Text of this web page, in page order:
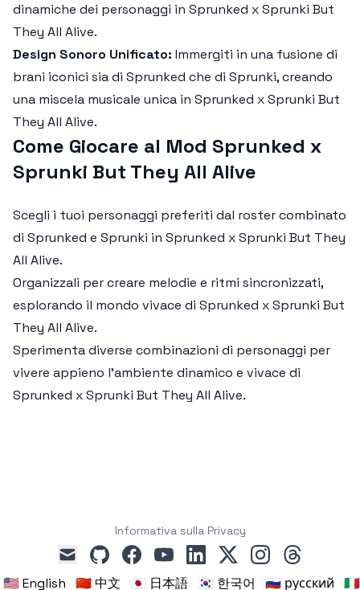
dinamiche dei personaggi in Sprunked x Sprunki But
They All Alive.
Design Sonoro Unificato: Immergiti in una fusione di
brani iconici sia di Sprunked che di Sprunki, creando
una miscela musicale unica in Sprunked x Sprunki But
They All Alive.
Come Giocare al Mod Sprunked x
Sprunki But They All Alive
Scegli i tuoi personaggi preferiti dal roster combinato
di Sprunked e Sprunki in Sprunked x Sprunki But They
All Alive.
Organizzali per creare melodie e ritmi sincronizzati,
esplorando il mondo vivace di Sprunked x Sprunki But
They All Alive.
Sperimenta diverse combinazioni di personaggi per
vivere appieno l'ambiente dinamico e vivace di
Sprunked x Sprunki But They All Alive.
Informativa sulla Privacy
mail
githubfacebookyoutubelinkedin
x instagramthreads
🇺🇸 English 🇨🇳 中文 🇯🇵 日本語 🇰🇷 한국어 🇷🇺 русский 🇮🇹